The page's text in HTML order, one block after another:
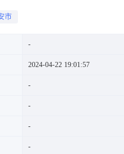
市
2024-04-22 19:01:57